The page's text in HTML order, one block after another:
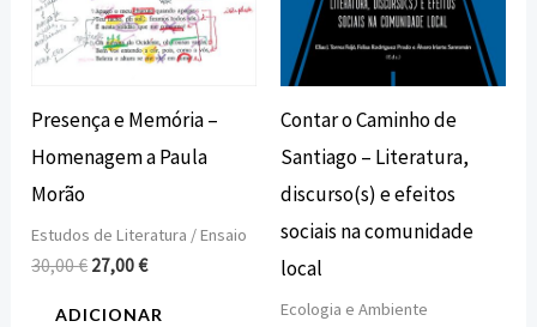
Presença e Memória –
Homenagem a Paula
Morão
Estudos de Literatura / Ensaio
30,00€ 27,00€
ADICIONAR
Contar o Caminho de
Santiago – Literatura,
discurso(s) e efeitos
sociais na comunidade
local
Ecologia e Ambiente